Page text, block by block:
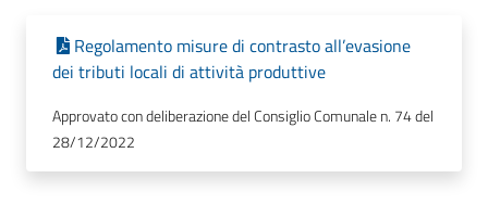
Regolamento misure di contrasto all’evasione
dei tributi locali di attività produttive
Approvato con deliberazione del Consiglio Comunale n. 74 del
28/12/2022